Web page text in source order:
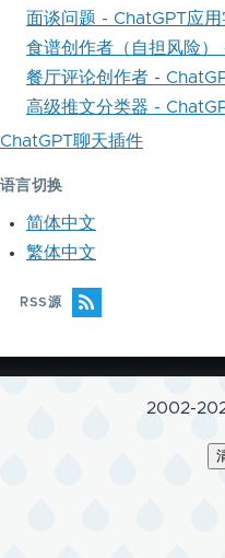
面谈问题 - ChatGPT应用
食谱创作者（自担风险）
餐厅评论创作者 -
高级推文分类器 -
ChatGPT聊天插件
语言切换
简体中文
繁体中文
RSS源
2002-